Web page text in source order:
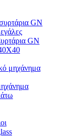
GN
GN
μηχάνημα